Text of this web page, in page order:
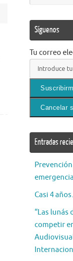
Síguenos
Tu correo
Entradas
Casi 4
“Las lunás
competir